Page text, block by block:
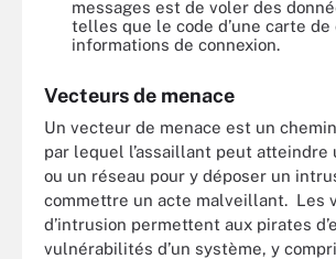
messages est de voler des
telles que le code d’une carte de
informations de connexion.
Vecteurs de menace
Un vecteur de menace est un
par lequel l’assaillant peut atteindre
ou un réseau pour y déposer un
commettre un acte malveillant. Les
d’intrusion permettent aux pirates
vulnérabilités d’un système, y